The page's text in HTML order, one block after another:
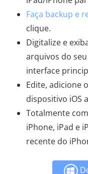
Faça backup e
clique.
Digitalize e
arquivos do
interface
Edite, adicione
dispositivo iOS
Totalmente
iPhone, iPad e
recente do